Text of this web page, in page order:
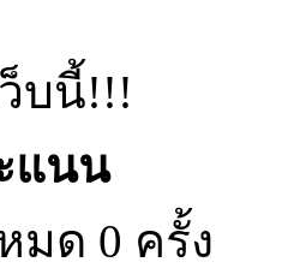
บนี้!!!
แนน
มด 0 ครั้ง